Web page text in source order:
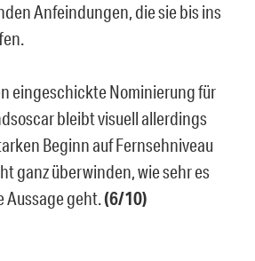
Anfeindungen, die sie bis ins
eingeschickte Nominierung für
bleibt visuell allerdings
Beginn auf Fernsehniveau
ganz überwinden, wie sehr es
Aussage geht.(6/10)